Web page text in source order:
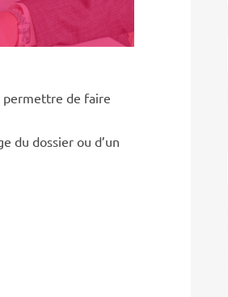
permettre de faire
du dossier ou d’un